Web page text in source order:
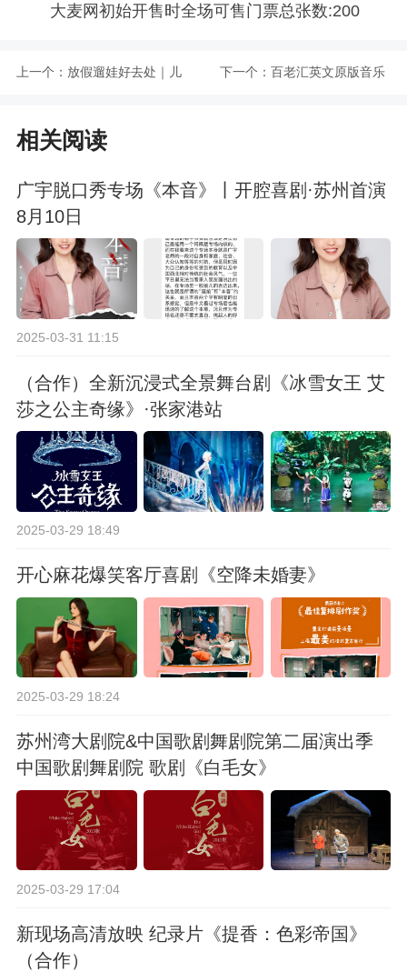
大麦网初始开售时全场可售门票总张数:200
上一个： 放假遛娃好去处｜儿
法家庭互动魔法学院
奇妙夜×星悦汇店
下一个： 百老汇英文原版音乐
相关阅读
广宇脱口秀专场《本音》丨开腔喜剧·苏州首演
8月10日
2025-03-31 11:15
（合作）全新沉浸式全景舞台剧《冰雪女王 艾
莎之公主奇缘》·张家港站
2025-03-29 18:49
开心麻花爆笑客厅喜剧《空降未婚妻》
2025-03-29 18:24
苏州湾大剧院&中国歌剧舞剧院第二届演出季
中国歌剧舞剧院 歌剧《白毛女》
2025-03-29 17:04
新现场高清放映 纪录片《提香：色彩帝国》
（合作）